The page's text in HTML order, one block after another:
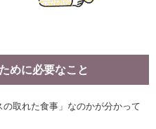
めに必要なこと
取れた食事」なのかが分かって